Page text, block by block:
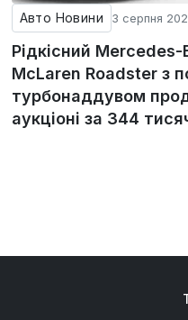
Авто Новини 3 серпня
Рідкісний Mercedes-
McLaren Roadster з
турбонаддувом
аукціоні за 344